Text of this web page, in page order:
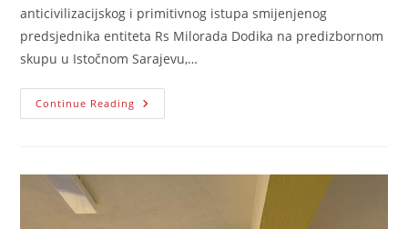
anticivilizacijskog i primitivnog istupa smijenjenog
predsjednika entiteta Rs Milorada Dodika na predizbornom
skupu u Istočnom Sarajevu,…
Continue Reading IGK
Poslao
Skandaloznog